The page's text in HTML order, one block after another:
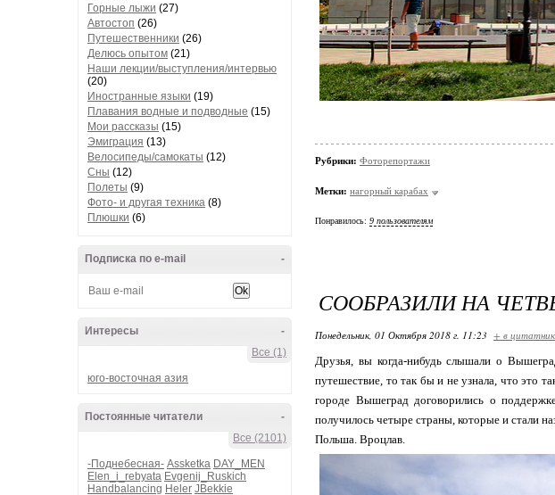
Горные лыжи (27)
Автостоп (26)
Путешественники (26)
Делюсь опытом (21)
Наши лекции/выступления/интервью
(20)
Иностранные языки (19)
Плавания водные и подводные (15)
Мои рассказы (15)
Эмиграция (13)
Велосипеды/самокаты (12)
Сны (12)
Полеты (9)
Фото- и другая техника (8)
Плюшки (6)
-
Подписка по e-mail
-
Интересы
Все (1)
юго-восточная азия
-
Постоянные читатели
Все (2101)
-Поднебесная- Assketka DAY_MEN
Elen_i_rebyata Evgenij_Ruskich
Handbalancing Heler JBekkie
Рубрики: Фоторепортажи
Метки: нагорный карабах
Понравилось: 9 пользователям
СООБРАЗИЛИ НА
Понедельник, 01 Октября 2018 г. 11:23 + в цитатник
Друзья, вы когда-нибудь слышали о
путешествие, то так бы и не узнала, что это
городе Вышеград договорились о
получилось четыре страны, которые и стали
Польша. Вроцлав.